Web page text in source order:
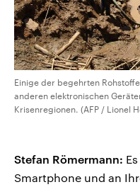
Einige der begehrten
anderen elektronischen
Krisenregionen. (AFP / Lionel
Stefan Römermann:
Smartphone und an